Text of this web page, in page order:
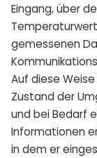
Eingang, über
gemessenen
Auf diese
Zustand der
und bei Bedarf
Informationen
in dem er